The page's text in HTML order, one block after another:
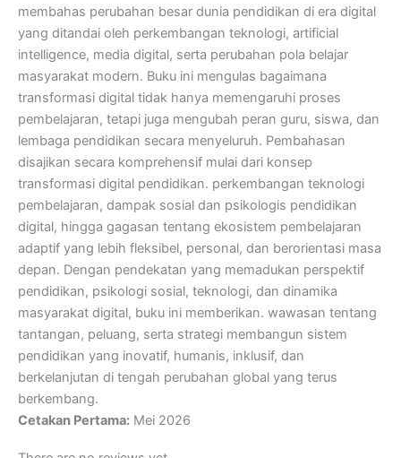
membahas perubahan besar dunia pendidikan di era digital
yang ditandai oleh perkembangan teknologi, artificial
intelligence, media digital, serta perubahan pola belajar
masyarakat modern. Buku ini mengulas bagaimana
transformasi digital tidak hanya memengaruhi proses
pembelajaran, tetapi juga mengubah peran guru, siswa, dan
lembaga pendidikan secara menyeluruh. Pembahasan
disajikan secara komprehensif mulai dari konsep
transformasi digital pendidikan. perkembangan teknologi
pembelajaran, dampak sosial dan psikologis pendidikan
digital, hingga gagasan tentang ekosistem pembelajaran
adaptif yang lebih fleksibel, personal, dan berorientasi masa
depan. Dengan pendekatan yang memadukan perspektif
pendidikan, psikologi sosial, teknologi, dan dinamika
masyarakat digital, buku ini memberikan. wawasan tentang
tantangan, peluang, serta strategi membangun sistem
pendidikan yang inovatif, humanis, inklusif, dan
berkelanjutan di tengah perubahan global yang terus
berkembang.
Cetakan Pertama: Mei 2026